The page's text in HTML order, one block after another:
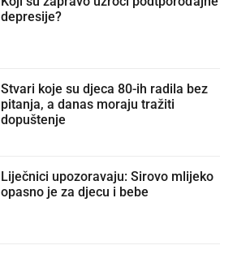
depresije?
Stvari koje su djeca 80-ih radila bez
pitanja, a danas moraju tražiti
dopuštenje
Liječnici upozoravaju: Sirovo mlijeko
opasno je za djecu i bebe